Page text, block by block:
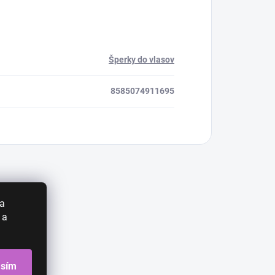
Šperky do vlasov
8585074911695